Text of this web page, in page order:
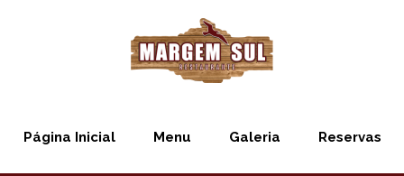
Página Inicial Menu Galeria Reservas